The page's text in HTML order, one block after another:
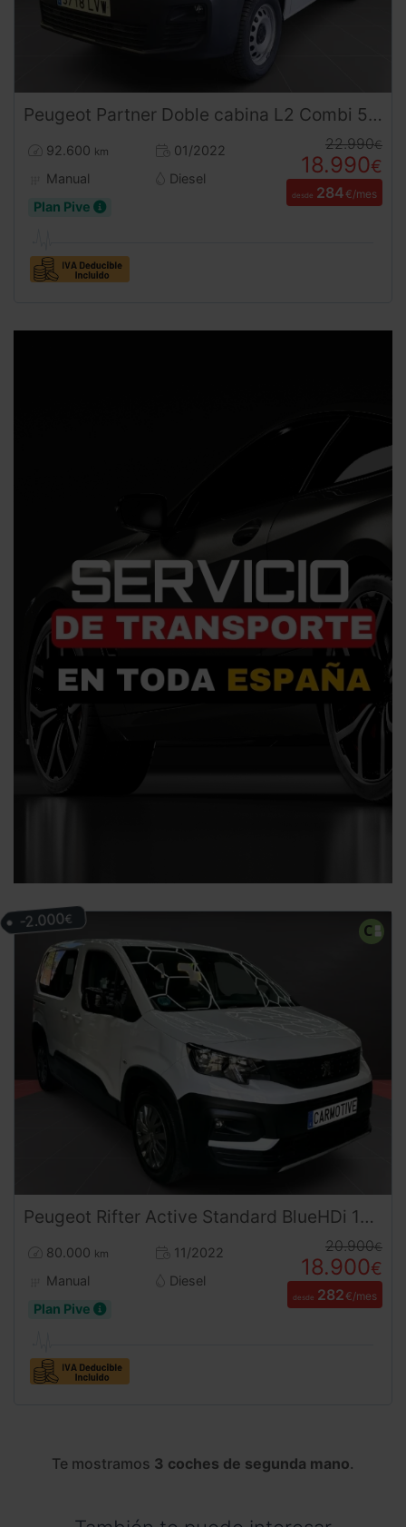
Peugeot Partner Doble cabina L2 Combi 5 plazas 4X4 130CV
92.600 km
01/2022
Manual
Diesel
Plan Pive
22.990€
18.990€
desde 284€/mes
Peugeot Rifter Active Standard BlueHDi 102CV (2022) – Ocasión Revisada ¡Desde 289 €/mes sin entrada!
80.000 km
11/2022
Manual
Diesel
Plan Pive
20.900€
18.900€
desde 282€/mes
-2.000€
Te mostramos 3 coches de segunda mano.